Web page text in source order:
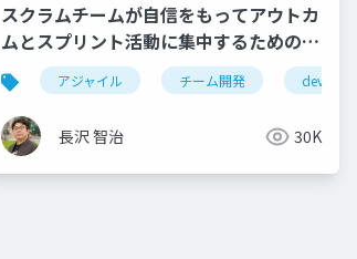
ebm エビデンスベースドマネジメント
スクラムチームが自信をもってアウトカ
ムとスプリント活動に集中するためのコ
ツ
アジャイル チーム開発 devops
長沢 智治 30K